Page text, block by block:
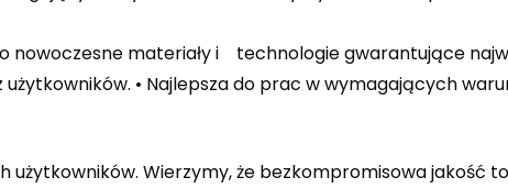
nowoczesne materiały i technologie gwarantujące
• Najlepsza do prac w wymagających
użytkowników. Wierzymy, że bezkompromisowa jakość